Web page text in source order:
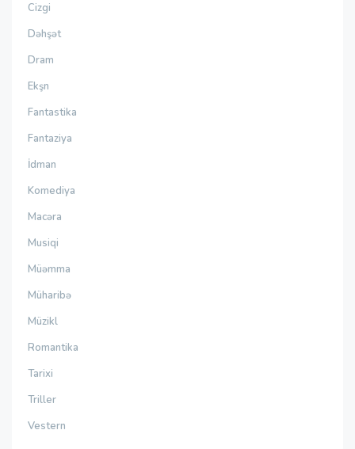
Cizgi
Dəhşət
Dram
Ekşn
Fantastika
Fantaziya
İdman
Komediya
Macəra
Musiqi
Müəmma
Müharibə
Müzikl
Romantika
Tarixi
Triller
Vestern